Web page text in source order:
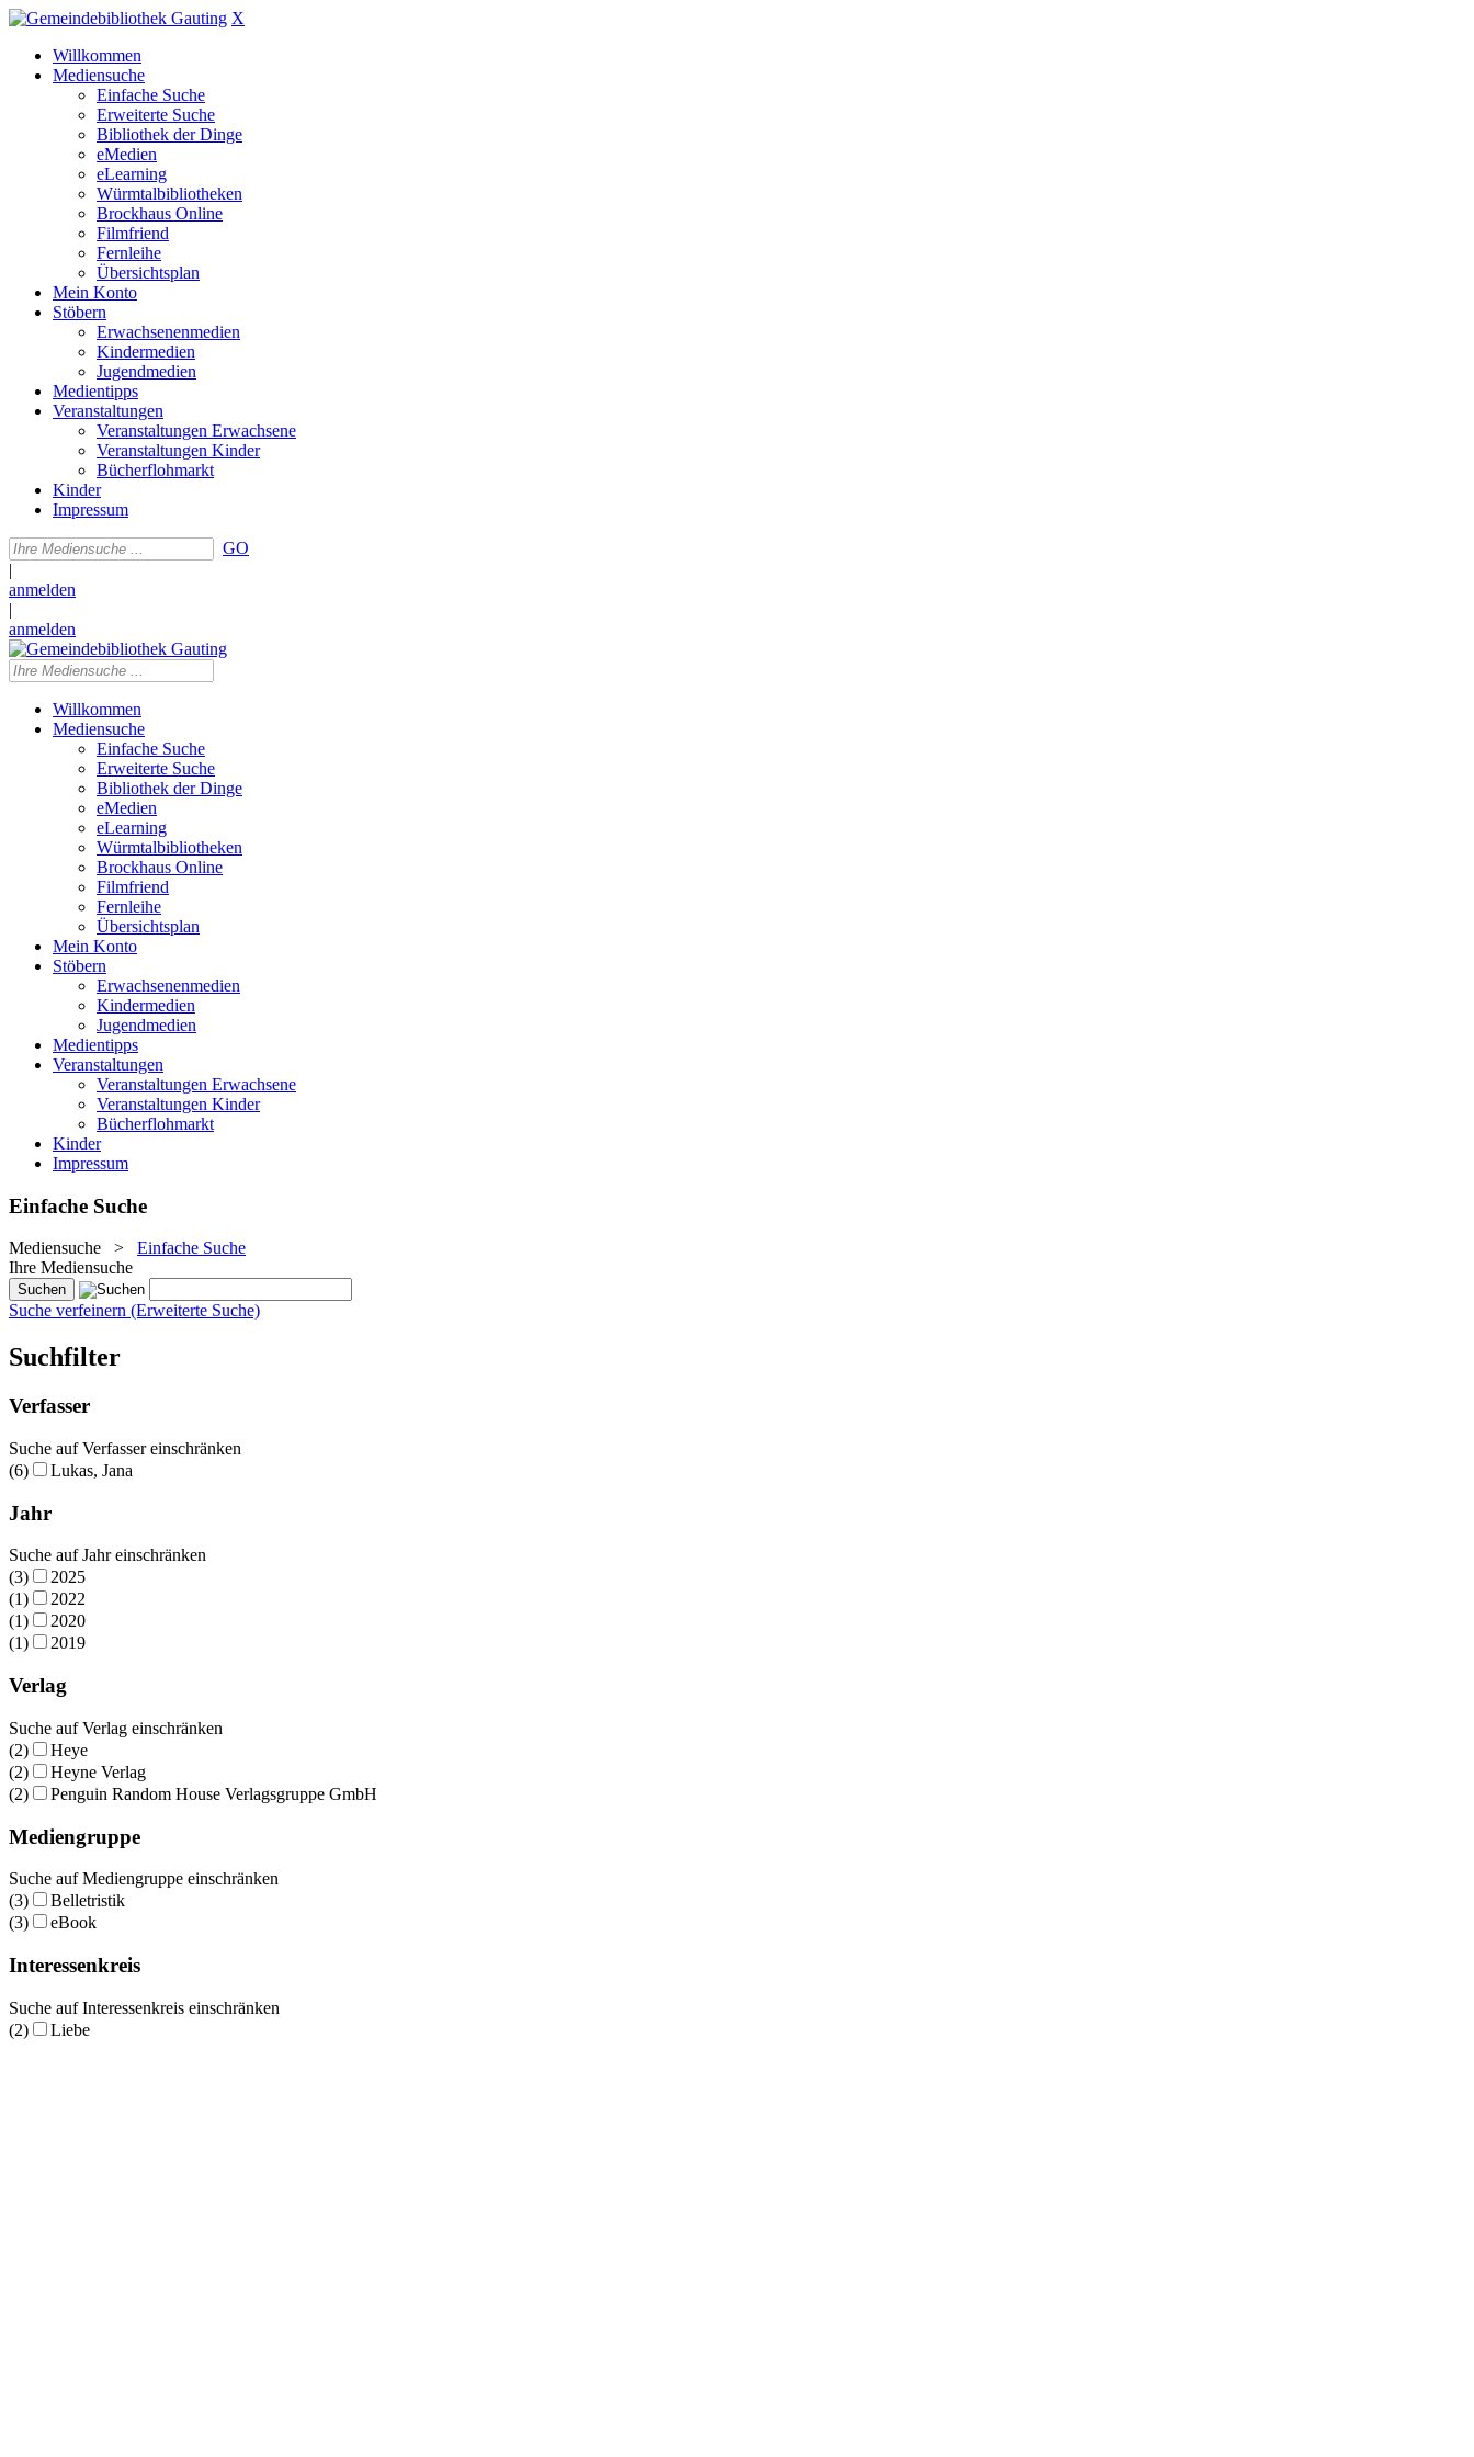
X
Willkommen
Mediensuche
Einfache Suche
Erweiterte Suche
Bibliothek der Dinge
eMedien
eLearning
Würmtalbibliotheken
Brockhaus Online
Filmfriend
Fernleihe
Übersichtsplan
Mein Konto
Stöbern
Erwachsenenmedien
Kindermedien
Jugendmedien
Medientipps
Veranstaltungen
Veranstaltungen Erwachsene
Veranstaltungen Kinder
Bücherflohmarkt
Kinder
Impressum
GO
|
anmelden
|
anmelden
Willkommen
Mediensuche
Einfache Suche
Erweiterte Suche
Bibliothek der Dinge
eMedien
eLearning
Würmtalbibliotheken
Brockhaus Online
Filmfriend
Fernleihe
Übersichtsplan
Mein Konto
Stöbern
Erwachsenenmedien
Kindermedien
Jugendmedien
Medientipps
Veranstaltungen
Veranstaltungen Erwachsene
Veranstaltungen Kinder
Bücherflohmarkt
Kinder
Impressum
Einfache Suche
Mediensuche > Einfache Suche
Ihre Mediensuche
Suche verfeinern (Erweiterte Suche)
Suchfilter
Verfasser
Suche auf Verfasser einschränken
(6)
Lukas, Jana
Jahr
Suche auf Jahr einschränken
(3)
2025
(1)
2022
(1)
2020
(1)
2019
Verlag
Suche auf Verlag einschränken
(2)
Heye
(2)
Heyne Verlag
(2)
Penguin Random House Verlagsgruppe GmbH
Mediengruppe
Suche auf Mediengruppe einschränken
(3)
Belletristik
(3)
eBook
Interessenkreis
Suche auf Interessenkreis einschränken
(2)
Liebe